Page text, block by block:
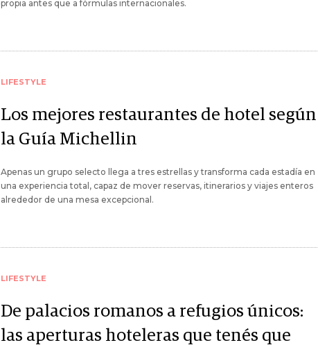
propia antes que a fórmulas internacionales.
LIFESTYLE
Los mejores restaurantes de hotel según
la Guía Michellin
Apenas un grupo selecto llega a tres estrellas y transforma cada estadía en
una experiencia total, capaz de mover reservas, itinerarios y viajes enteros
alrededor de una mesa excepcional.
LIFESTYLE
De palacios romanos a refugios únicos:
las aperturas hoteleras que tenés que